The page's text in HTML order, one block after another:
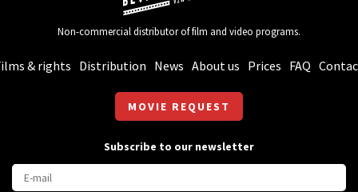
Non-commercial distributor of film and video programs.
& rights Distribution News About us Prices FAQ
MOVIE REQUEST
Subscribe to our newsletter